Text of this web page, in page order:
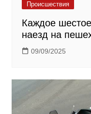
Происшествия
Каждое
наезд на
09/09/2025